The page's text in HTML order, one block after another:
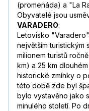
(promenáda) a "La
Obyvatelé jsou
VARADERO:
Letovisko
největším turistickým
milionem turistů
km) a 25 km
historické zmínky o
této době zde byl
bylo vystavěno jako
minulého století. Po